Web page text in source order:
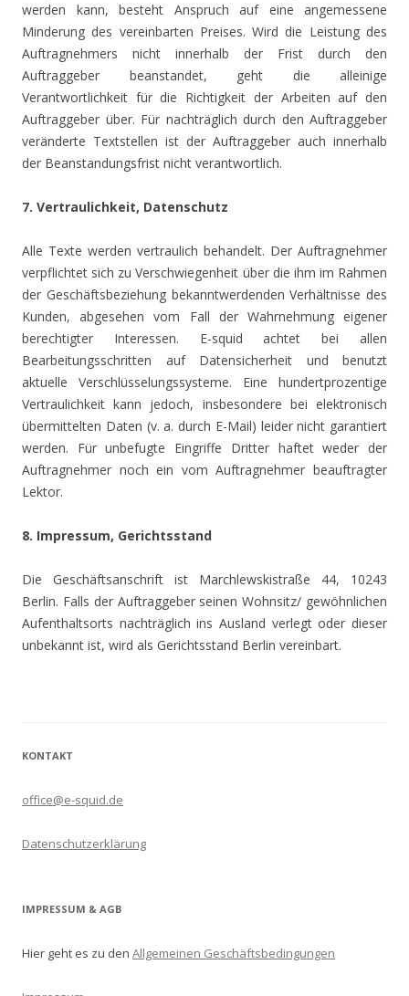
werden kann, besteht Anspruch auf eine angemessene
Minderung des vereinbarten Preises. Wird die Leistung des
Auftragnehmers nicht innerhalb der Frist durch den
Auftraggeber beanstandet, geht die alleinige
Verantwortlichkeit für die Richtigkeit der Arbeiten auf den
Auftraggeber über. Für nachträglich durch den Auftraggeber
veränderte Textstellen ist der Auftraggeber auch innerhalb
der Beanstandungsfrist nicht verantwortlich.
7. Vertraulichkeit, Datenschutz
Alle Texte werden vertraulich behandelt. Der Auftragnehmer
verpflichtet sich zu Verschwiegenheit über die ihm im Rahmen
der Geschäftsbeziehung bekanntwerdenden Verhältnisse des
Kunden, abgesehen vom Fall der Wahrnehmung eigener
berechtigter Interessen. E-squid achtet bei allen
Bearbeitungsschritten auf Datensicherheit und benutzt
aktuelle Verschlüsselungssysteme. Eine hundertprozentige
Vertraulichkeit kann jedoch, insbesondere bei elektronisch
übermittelten Daten (v. a. durch E-Mail) leider nicht garantiert
werden. Für unbefugte Eingriffe Dritter haftet weder der
Auftragnehmer noch ein vom Auftragnehmer beauftragter
Lektor.
8. Impressum, Gerichtsstand
Die Geschäftsanschrift ist Marchlewskistraße 44, 10243
Berlin. Falls der Auftraggeber seinen Wohnsitz/ gewöhnlichen
Aufenthaltsorts nachträglich ins Ausland verlegt oder dieser
unbekannt ist, wird als Gerichtsstand Berlin vereinbart.
KONTAKT
office@e-squid.de
Datenschutzerklärung
IMPRESSUM & AGB
Hier geht es zu den Allgemeinen Geschäftsbedingungen